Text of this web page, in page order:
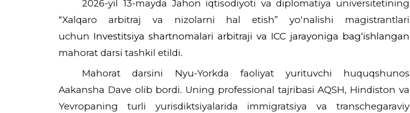
2026-yil 13-mayda Jahon iqtisodiyoti va diplomatiya universitetining
“Xalqaro arbitraj va nizolarni hal etish” yo‘nalishi magistrantlari
uchun Investitsiya shartnomalari arbitraji va ICC jarayoniga bag‘ishlangan
mahorat darsi tashkil etildi.
Mahorat darsini Nyu-Yorkda faoliyat yurituvchi huquqshunos
Aakansha Dave olib bordi. Uning professional tajribasi AQSH, Hindiston va
Yevropaning turli yurisdiktsiyalarida immigratsiya va transchegaraviy